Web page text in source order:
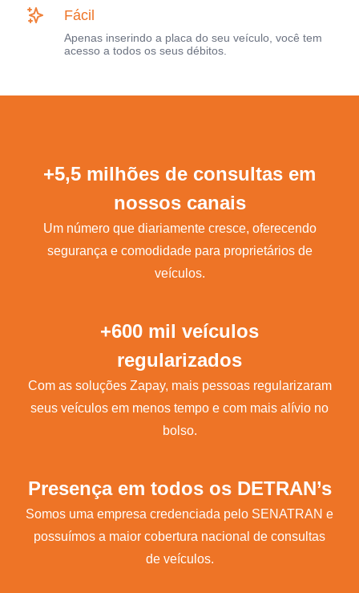
Fácil
Apenas inserindo a placa do seu veículo, você tem
acesso a todos os seus débitos.
+5,5 milhões de consultas em
nossos canais
Um número que diariamente cresce, oferecendo
segurança e comodidade para proprietários de
veículos.
+600 mil veículos
regularizados
Com as soluções Zapay, mais pessoas regularizaram
seus veículos em menos tempo e com mais alívio no
bolso.
Presença em todos os DETRAN’s
Somos uma empresa credenciada pelo SENATRAN e
possuímos a maior cobertura nacional de consultas
de veículos.